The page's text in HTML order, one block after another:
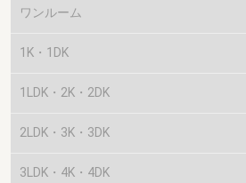
ワンルーム
1K・1DK
1LDK・2K・2DK
2LDK・3K・3DK
3LDK・4K・4DK